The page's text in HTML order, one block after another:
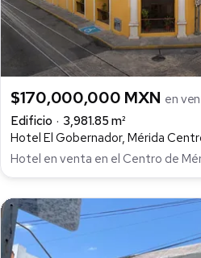
$170,000,000 MXN en
Edificio
3,981.85 m²
Hotel El Gobernador, Mérida
Hotel en venta en el Centro de